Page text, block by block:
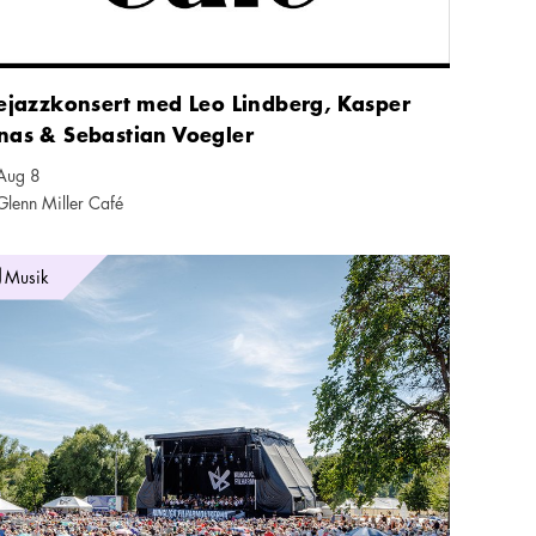
med Leo Lindberg, Kasper
& Sebastian Voegler
ikon
8
ikon Miller Café
i det gröna
Musik